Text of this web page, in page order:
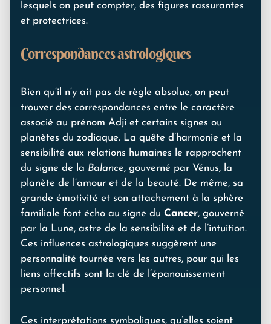
lesquels on peut compter, des figures rassurantes
et protectrices.
Correspondances astrologiques
Bien qu’il n’y ait pas de règle absolue, on peut
trouver des correspondances entre le caractère
associé au prénom Adji et certains signes ou
planètes du zodiaque. La quête d’harmonie et la
sensibilité aux relations humaines le rapprochent
du signe de la Balance, gouverné par Vénus, la
planète de l’amour et de la beauté. De même, sa
grande émotivité et son attachement à la sphère
familiale font écho au signe du Cancer, gouverné
par la Lune, astre de la sensibilité et de l’intuition.
Ces influences astrologiques suggèrent une
personnalité tournée vers les autres, pour qui les
liens affectifs sont la clé de l’épanouissement
personnel.
Ces interprétations symboliques, qu’elles soient